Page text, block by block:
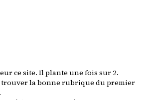
ce site. Il plante une fois sur 2.
trouver la bonne rubrique du premier